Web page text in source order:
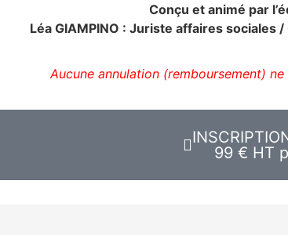
Conçu et animé par
Léa GIAMPINO : Juriste affaires sociales
Aucune annulation (remboursement)
99 € HT